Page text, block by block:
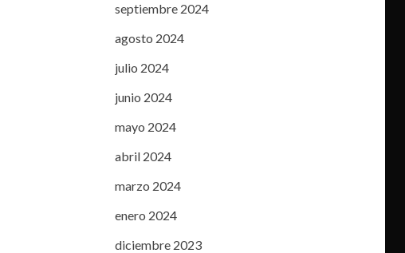
septiembre 2024
agosto 2024
julio 2024
junio 2024
mayo 2024
abril 2024
marzo 2024
enero 2024
diciembre 2023